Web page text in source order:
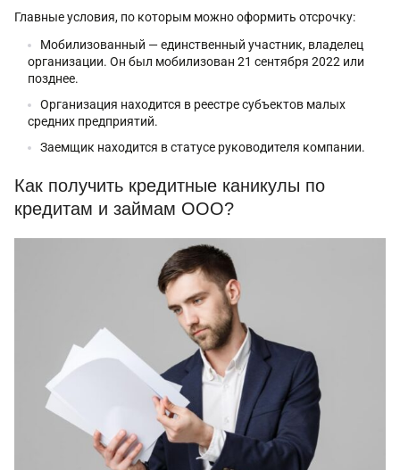
Главные условия, по которым можно оформить отсрочку:
Мобилизованный — единственный участник, владелец
организации. Он был мобилизован 21 сентября 2022 или
позднее.
Организация находится в реестре субъектов малых
средних предприятий.
Заемщик находится в статусе руководителя компании.
Как получить кредитные каникулы по
кредитам и займам ООО?